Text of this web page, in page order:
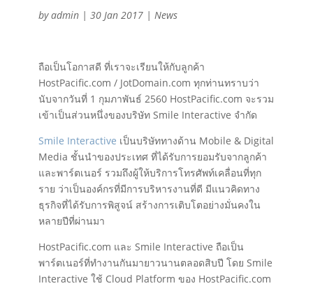
byadmin| 30 Jan 2017| News
ถือเป็นโอกาสดี ที่เราจะเรียนให้กับลูกค้า
HostPacific.com / JotDomain.com ทุกท่านทราบว่า
นับจากวันที่ 1 กุมภาพันธ์ 2560 HostPacific.com จะรวม
เข้าเป็นส่วนหนึ่งของบริษัท Smile Interactive จำกัด
Smile Interactive เป็นบริษัททางด้าน Mobile & Digital
Media ชั้นนำของประเทศ ที่ได้รับการยอมรับจากลูกค้า
และพาร์ตเนอร์ รวมถึงผู้ให้บริการโทรศัพท์เคลื่อนที่ทุก
ราย ว่าเป็นองค์กรที่มีการบริหารงานที่ดี มีแนวคิดทาง
ธุรกิจที่ได้รับการพิสูจน์ สร้างการเติบโตอย่างมั่นคงใน
หลายปีที่ผ่านมา
HostPacific.com และ Smile Interactive ถือเป็น
พาร์ตเนอร์ที่ทำงานกันมายาวนานตลอดสิบปี โดย Smile
Interactive ใช้ Cloud Platform ของ HostPacific.com